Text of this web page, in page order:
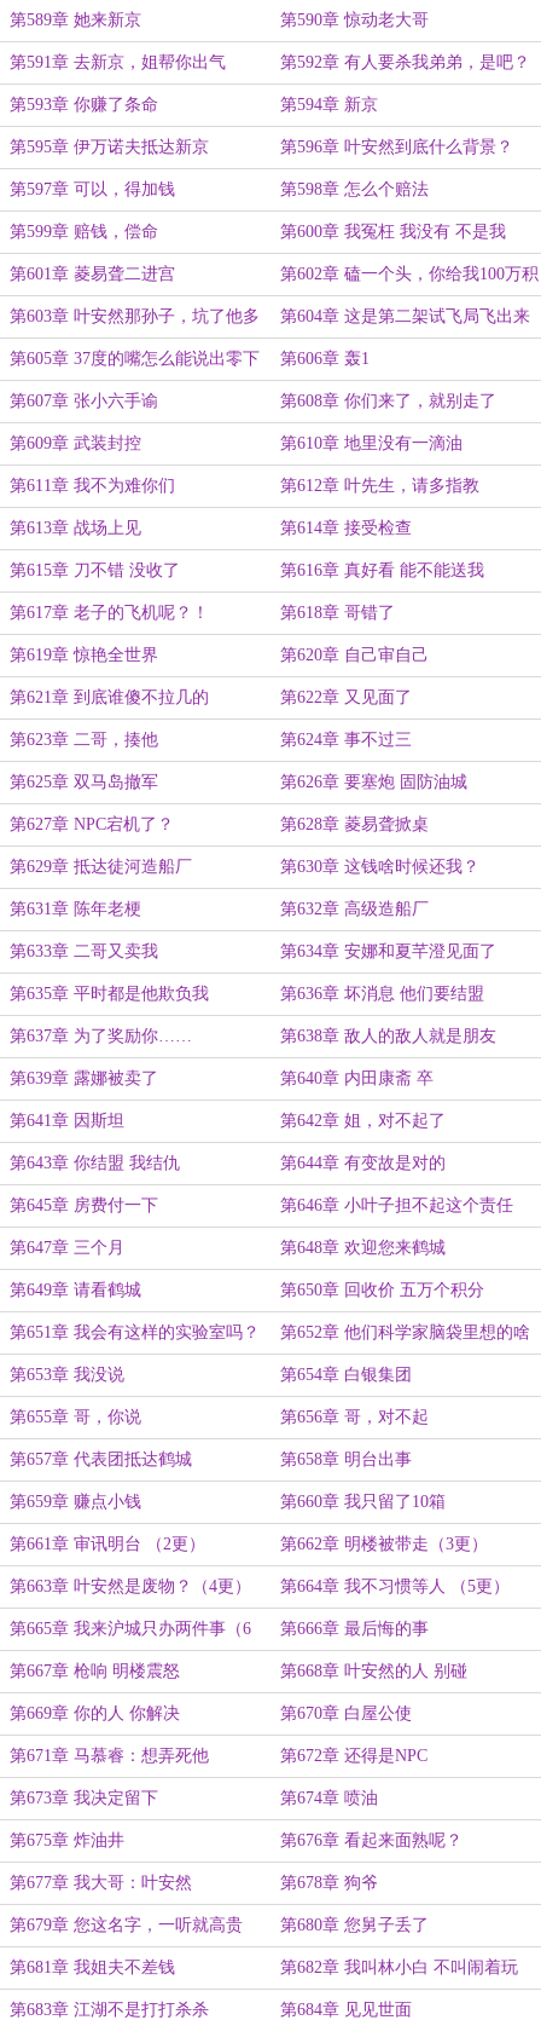
第589章 她来新京 第590章 惊动老大哥
第591章 去新京，姐帮你出气 第592章 有人要杀我弟弟，是吧？
第593章 你赚了条命 第594章 新京
第595章 伊万诺夫抵达新京 第596章 叶安然到底什么背景？
第597章 可以，得加钱 第598章 怎么个赔法
第599章 赔钱，偿命 第600章 我冤枉 我没有 不是我
第601章 菱易聋二进宫 第602章 磕一个头，你给我100万积
分，我能磕到你破产
第603章 叶安然那孙子，坑了他多
少钱了
第604章 这是第二架试飞局飞出来
的斯图卡
第605章 37度的嘴怎么能说出零下
50度的话？
第606章 轰1
第607章 张小六手谕 第608章 你们来了，就别走了
第609章 武装封控 第610章 地里没有一滴油
第611章 我不为难你们 第612章 叶先生，请多指教
第613章 战场上见 第614章 接受检查
第615章 刀不错 没收了 第616章 真好看 能不能送我
第617章 老子的飞机呢？！ 第618章 哥错了
第619章 惊艳全世界 第620章 自己审自己
第621章 到底谁傻不拉几的 第622章 又见面了
第623章 二哥，揍他 第624章 事不过三
第625章 双马岛撤军 第626章 要塞炮 固防油城
第627章 NPC宕机了？ 第628章 菱易聋掀桌
第629章 抵达徒河造船厂 第630章 这钱啥时候还我？
第631章 陈年老梗 第632章 高级造船厂
第633章 二哥又卖我 第634章 安娜和夏芊澄见面了
第635章 平时都是他欺负我 第636章 坏消息 他们要结盟
第637章 为了奖励你…… 第638章 敌人的敌人就是朋友
第639章 露娜被卖了 第640章 内田康斋 卒
第641章 因斯坦 第642章 姐，对不起了
第643章 你结盟 我结仇 第644章 有变故是对的
第645章 房费付一下 第646章 小叶子担不起这个责任
第647章 三个月 第648章 欢迎您来鹤城
第649章 请看鹤城 第650章 回收价 五万个积分
第651章 我会有这样的实验室吗？ 第652章 他们科学家脑袋里想的啥
啊？
第653章 我没说 第654章 白银集团
第655章 哥，你说 第656章 哥，对不起
第657章 代表团抵达鹤城 第658章 明台出事
第659章 赚点小钱 第660章 我只留了10箱
第661章 审讯明台 （2更） 第662章 明楼被带走（3更）
第663章 叶安然是废物？（4更） 第664章 我不习惯等人 （5更）
第665章 我来沪城只办两件事（6
更）
第666章 最后悔的事
第667章 枪响 明楼震怒 第668章 叶安然的人 别碰
第669章 你的人 你解决 第670章 白屋公使
第671章 马慕睿：想弄死他 第672章 还得是NPC
第673章 我决定留下 第674章 喷油
第675章 炸油井 第676章 看起来面熟呢？
第677章 我大哥：叶安然 第678章 狗爷
第679章 您这名字，一听就高贵 第680章 您舅子丢了
第681章 我姐夫不差钱 第682章 我叫林小白 不叫闹着玩
第683章 江湖不是打打杀杀 第684章 见见世面